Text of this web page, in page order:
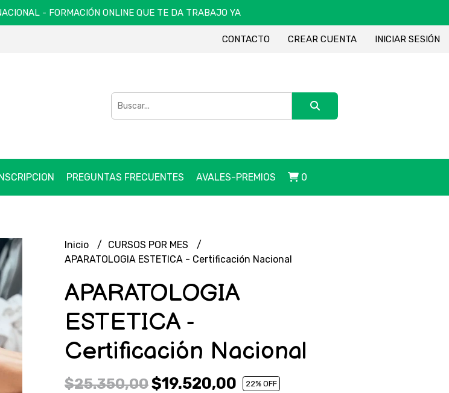
- FORMACIÓN ONLINE QUE TE DA TRABAJO YA
CONTACTO CREAR CUENTA INICIAR SESIÓN
PREGUNTAS FRECUENTES AVALES-PREMIOS 0
Inicio
CURSOS POR MES
APARATOLOGIA ESTETICA - Certificación Nacional
APARATOLOGIA
ESTETICA -
Certificación Nacional
$25.350,00$19.520,00 22% OFF